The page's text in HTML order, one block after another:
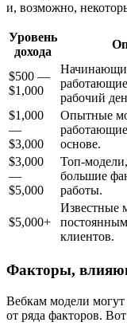
и, возможно,
Уровень
дохода
$500 —
$1,000
рабочий
$1,000
—
$3,000
Опытные
основе.
$3,000
—
$5,000
Топ-
большие
работы.
$5,000+
Известные
клиентов.
Факторы,
Вебкам модели могут
от ряда факторов.